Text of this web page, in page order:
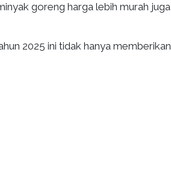
goreng harga lebih murah juga
2025 ini tidak hanya memberikan